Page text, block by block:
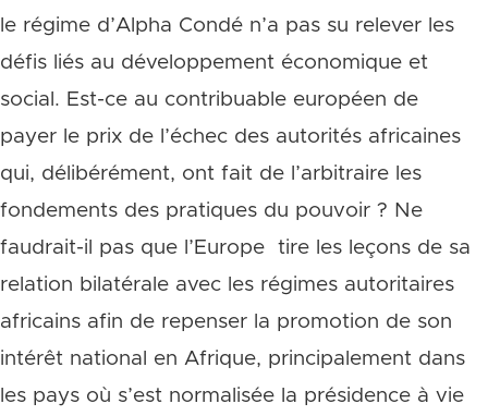
le régime d’Alpha Condé n’a pas su relever les
défis liés au développement économique et
social. Est-ce au contribuable européen de
payer le prix de l’échec des autorités africaines
qui, délibérément, ont fait de l’arbitraire les
fondements des pratiques du pouvoir ? Ne
faudrait-il pas que l’Europe tire les leçons de sa
relation bilatérale avec les régimes autoritaires
africains afin de repenser la promotion de son
intérêt national en Afrique, principalement dans
les pays où s’est normalisée la présidence à vie